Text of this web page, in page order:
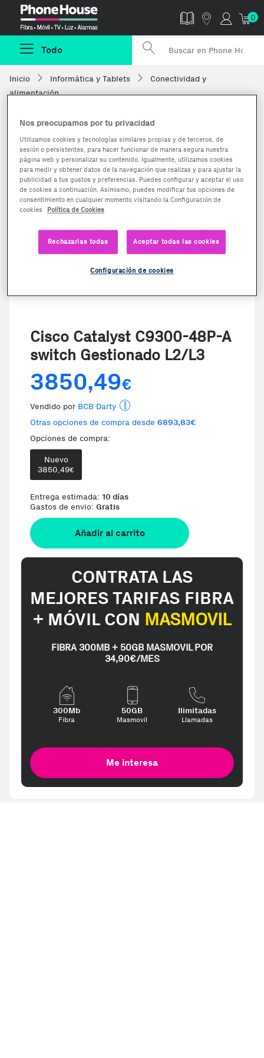
0
Todo
Inicio Informática y Tablets
Conectividad y
alimentación
Cisco Catalyst C9300-48P-A
switch Gestionado L2/L3
3850,49€
Vendido por BCB Darty
Otras opciones de compra desde 6893,83€
Opciones de compra:
Nuevo
3850,49€
Entrega estimada: 10 días
Gastos de envio: Gratis
Añadir al carrito
CONTRATA LAS
MEJORES TARIFAS FIBRA
+ MÓVIL CON MASMOVIL
FIBRA 300MB + 50GB MASMOVIL POR
34,90€/MES
300Mb
Fibra
50GB
Masmovil
Ilimitadas
Llamadas
Me interesa
Nos preocupamos por tu privacidad
Utilizamos cookies y tecnologías similares propias y de terceros, de
sesión o persistentes, para hacer funcionar de manera segura nuestra
página web y personalizar su contenido. Igualmente, utilizamos cookies
para medir y obtener datos de la navegación que realizas y para ajustar la
publicidad a tus gustos y preferencias. Puedes configurar y aceptar el uso
de cookies a continuación. Asimismo, puedes modificar tus opciones de
consentimiento en cualquier momento visitando la Configuración de
cookies
Política de Cookies
Rechazarlas todas Aceptar todas las cookies
Configuración de cookies